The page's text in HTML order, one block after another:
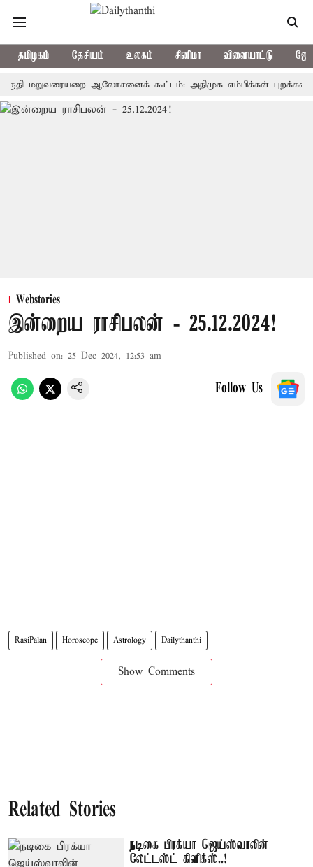
தமிழகம் தேசியம் உலகம் சினிமா விளையாட்டு
ஆலோசனைக் கூட்டம்: அதிமுக எம்பிக்கள் புறக்கணிப்பு
Webstories
இன்றைய ராசிபலன் - 25.12.2024!
Published on: 25 Dec 2024, 12:53 am
Follow Us
RasiPalan Horoscope Astrology Dailythanthi
Show Comments
Related Stories
நடிகை பிரக்யா ஜெய்ஸ்வாலின்
லேட்டஸ்ட் கிளிக்ஸ்..!